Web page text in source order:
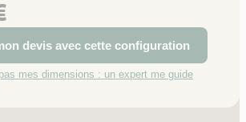
devis avec cette configuration
mes dimensions : un expert me guide